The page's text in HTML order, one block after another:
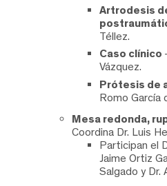
Artrodesis
Téllez.
Caso clínico
Vázquez.
Prótesis de
Romo García
Mesa redonda,
Coordina Dr. Luis
Participan el
Jaime Ortiz
Salgado y Dr.